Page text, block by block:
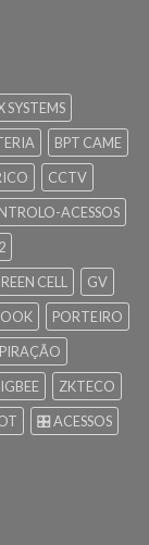
SYSTEMS
BPT CAME
CCTV
ACESSOS
CELL
GV
PORTEIRO
ZKTECO
🎛️ ACESSOS